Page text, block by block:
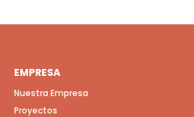
EMPRESA
Nuestra Empresa
Proyectos